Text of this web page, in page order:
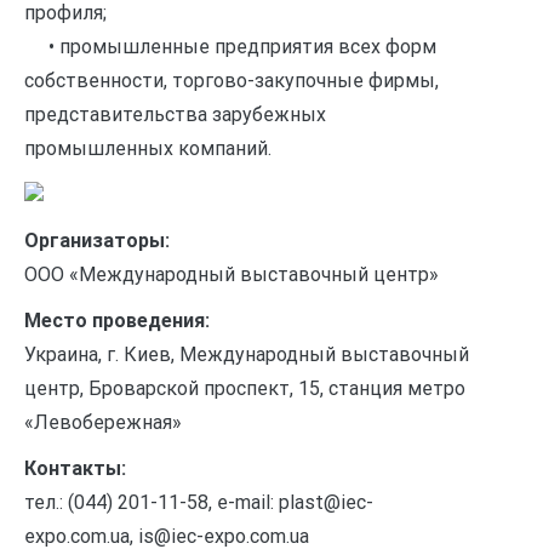
профиля;
• промышленные предприятия всех форм
собственности, торгово-закупочные фирмы,
представительства зарубежных
промышленных компаний.
Организаторы:
ООО «Международный выставочный центр»
Место проведения:
Украина, г. Киев, Международный выставочный
центр, Броварской проспект, 15, станция метро
«Левобережная»
Контакты:
тел.: (044) 201-11-58, e-mail: plast@iec-
expo.com.ua, is@iec-expo.com.ua